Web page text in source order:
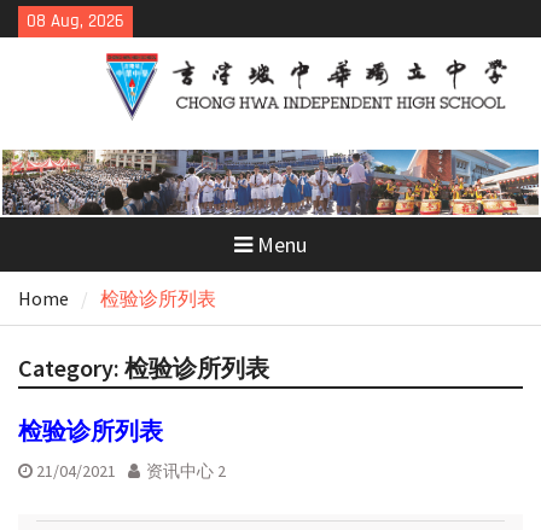
Skip
to
08 Aug, 2026
Menu
Home 检验诊所列表
Category: 检验诊所列表
检验诊所列表
21/04/2021 资讯中心 2